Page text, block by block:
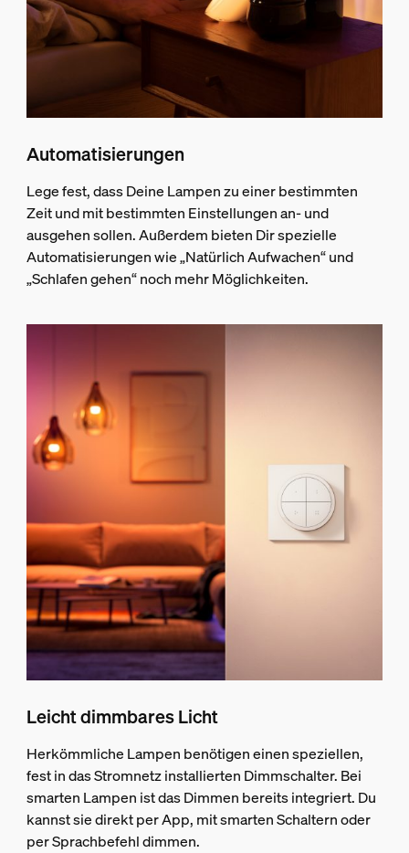
Automatisierungen
Lege fest, dass Deine Lampen zu einer bestimmten
Zeit und mit bestimmten Einstellungen an- und
ausgehen sollen. Außerdem bieten Dir spezielle
Automatisierungen wie „Natürlich Aufwachen“ und
„Schlafen gehen“ noch mehr Möglichkeiten.
Leicht dimmbares Licht
Herkömmliche Lampen benötigen einen speziellen,
fest in das Stromnetz installierten Dimmschalter. Bei
smarten Lampen ist das Dimmen bereits integriert. Du
kannst sie direkt per App, mit smarten Schaltern oder
per Sprachbefehl dimmen.